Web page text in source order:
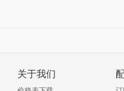
关于我们